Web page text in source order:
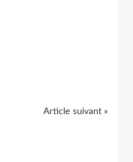
Article suivant »